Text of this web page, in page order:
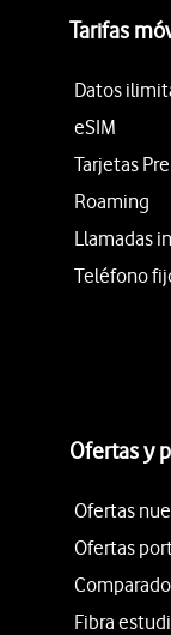
Tarifas
Datos
eSIM
Tarjetas
Roaming
Llamadas
Teléfono
Ofertas y
Ofertas
Ofertas
Fibra